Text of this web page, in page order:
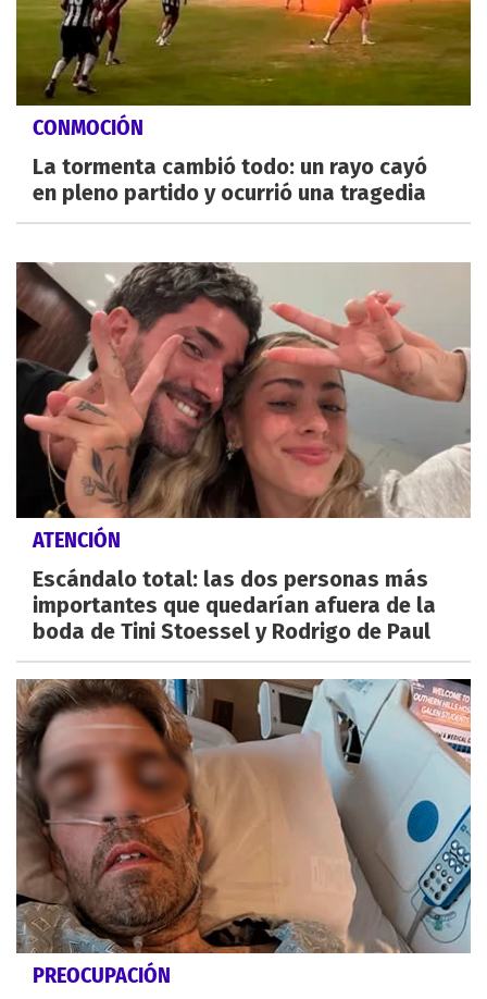
CONMOCIÓN
La tormenta cambió todo: un rayo cayó
en pleno partido y ocurrió una tragedia
ATENCIÓN
Escándalo total: las dos personas más
importantes que quedarían afuera de la
boda de Tini Stoessel y Rodrigo de Paul
PREOCUPACIÓN